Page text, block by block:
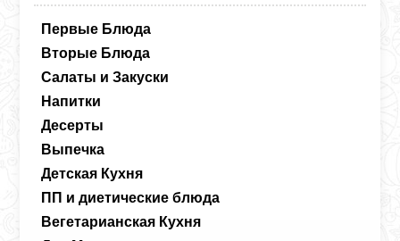
Первые Блюда
Вторые Блюда
Салаты и Закуски
Напитки
Десерты
Выпечка
Детская Кухня
ПП и диетические блюда
Вегетарианская Кухня